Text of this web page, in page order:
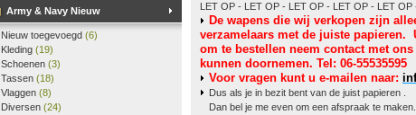
Army & Navy Nieuw
Nieuw toegevoegd (6)
Kleding (19)
Schoenen (3)
Tassen (18)
Vlaggen (8)
Diversen (24)
LET OP - LET OP - LET OP - LET OP - LET
De wapens die wij verkopen zijn
verzamelaars met de juiste papieren.
om te bestellen neem contact met
kunnen doornemen. Tel: 06-55535595
Voor vragen kunt u e-mailen naar:
Dus als je in bezit bent van de juist papieren .
Dan bel je me even om een afspraak te maken.